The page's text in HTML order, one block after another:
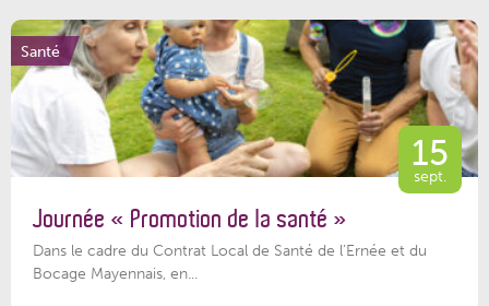
Santé
15
sept.
Journée « Promotion de la santé »
Dans le cadre du Contrat Local de Santé de l’Ernée et du
Bocage Mayennais, en...